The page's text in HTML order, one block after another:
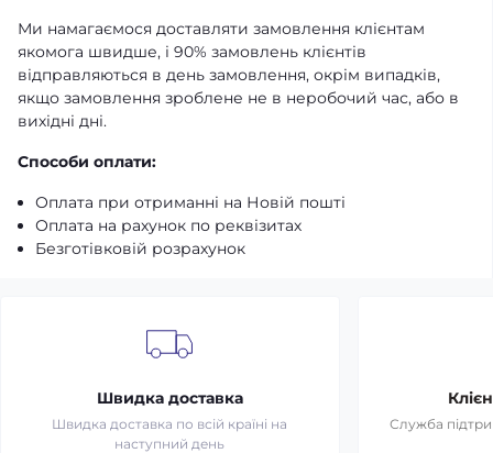
Ми намагаємося доставляти замовлення клієнтам
якомога швидше, і 90% замовлень клієнтів
відправляються в день замовлення, окрім випадків,
якщо замовлення зроблене не в неробочий час, або в
вихідні дні.
Способи оплати:
Оплата при отриманні на Новій пошті
Оплата на рахунок по реквізитах
Безготівковій розрахунок
Швидка доставка
Швидка доставка по всій країні на
наступний день
Служба